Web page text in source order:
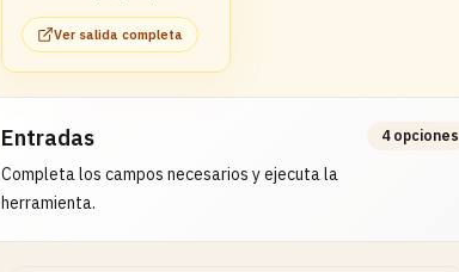
Ver salida completa
Entradas
Completa los campos necesarios y ejecuta la
herramienta.
4 opciones